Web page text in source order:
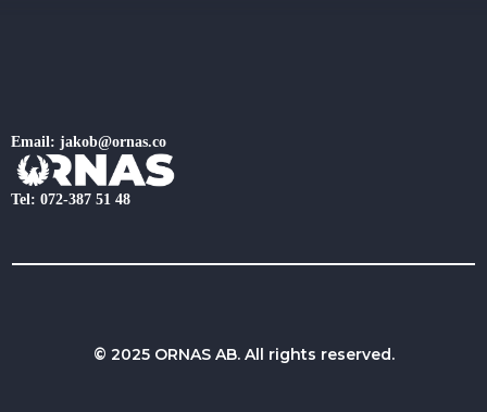
Email: jakob@ornas.co
Tel: 072-387 51 48
© 2025 ORNAS AB. All rights reserved.